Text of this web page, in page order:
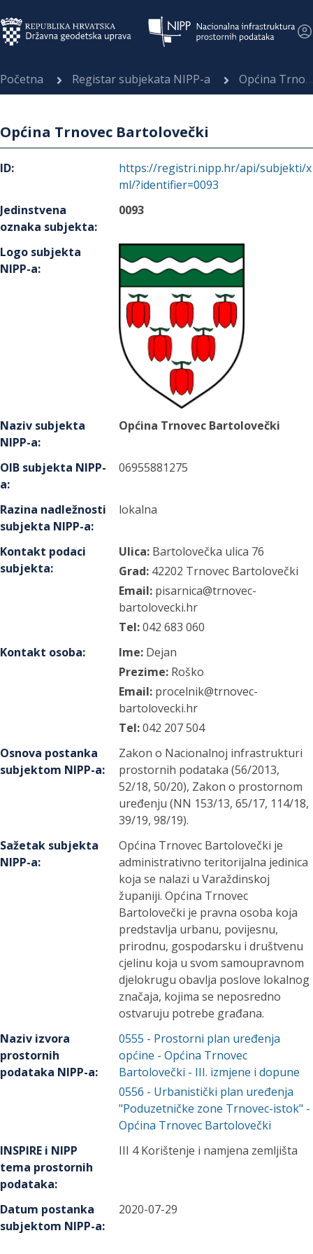
Početna Registar subjekata NIPP-a Općina Trnovec Bartolovečki
Općina Trnovec Bartolovečki
ID:
https://registri.nipp.hr/api/subjekti/x
ml/?identifier=0093
Jedinstvena
oznaka subjekta:
0093
Logo subjekta
NIPP-a:
Naziv subjekta
NIPP-a:
Općina Trnovec Bartolovečki
OIB subjekta NIPP-
a:
06955881275
Razina nadležnosti
subjekta NIPP-a:
lokalna
Kontakt podaci
subjekta:
Ulica: Bartolovečka ulica 76
Grad: 42202 Trnovec Bartolovečki
Email: pisarnica@trnovec-
bartolovecki.hr
Tel:042 683 060
Kontakt osoba: Ime: Dejan
Prezime: Roško
Email: procelnik@trnovec-
bartolovecki.hr
Tel:042 207 504
Osnova postanka
subjektom NIPP-a:
Zakon o Nacionalnoj infrastrukturi
prostornih podataka (56/2013,
52/18, 50/20), Zakon o prostornom
uređenju (NN 153/13, 65/17, 114/18,
39/19, 98/19).
Sažetak subjekta
NIPP-a:
Općina Trnovec Bartolovečki je
administrativno teritorijalna jedinica
koja se nalazi u Varaždinskoj
županiji. Općina Trnovec
Bartolovečki je pravna osoba koja
predstavlja urbanu, povijesnu,
prirodnu, gospodarsku i društvenu
cjelinu koja u svom samoupravnom
djelokrugu obavlja poslove lokalnog
značaja, kojima se neposredno
ostvaruju potrebe građana.
Naziv izvora
prostornih
podataka NIPP-a:
0555 - Prostorni plan uređenja
općine - Općina Trnovec
Bartolovečki - III. izmjene i dopune
0556 - Urbanistički plan uređenja
"Poduzetničke zone Trnovec-istok" -
Općina Trnovec Bartolovečki
INSPIRE i NIPP
tema prostornih
podataka:
III 4 Korištenje i namjena zemljišta
Datum postanka
subjektom NIPP-a:
2020-07-29